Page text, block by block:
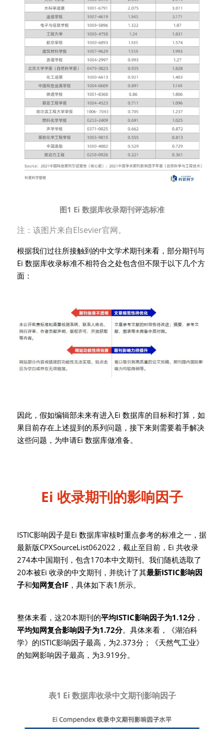
图1 Ei 数据库收录期刊评选标准
注：该图片来自Elsevier官网。
根据我们过往所接触到的中文学术期刊来看，部分期刊与
Ei 数据库收录标准不相符合之处包含但不限于以下几个方
面：
因此，假如编辑部未来有进入Ei 数据库的目标和打算，如
果目前存在上述提到的系列问题，接下来则需要着手解决
这些问题，为申请Ei 数据库做准备。
Ei 收录期刊的影响因子
ISTIC影响因子是Ei 数据库审核时重点参考的标准之一，据
最新版CPXSourceList062022，截止至目前，Ei 共收录
274本中国期刊，包含170本中文期刊。我们随机选取了
20本被Ei 收录的中文期刊，并统计了其最新ISTIC影响因
子和知网复合IF ，具体如下表1所示。
整体来看，这20本期刊的平均ISTIC影响因子为1.12分 ，
平均知网复合影响因子为1.72分。具体来看，《湖泊科
学》的ISTIC影响因子最高，为2.373分；《天然气工业》
的知网影响因子最高，为3.919分。
表1 Ei 数据库收录中文期刊影响因子